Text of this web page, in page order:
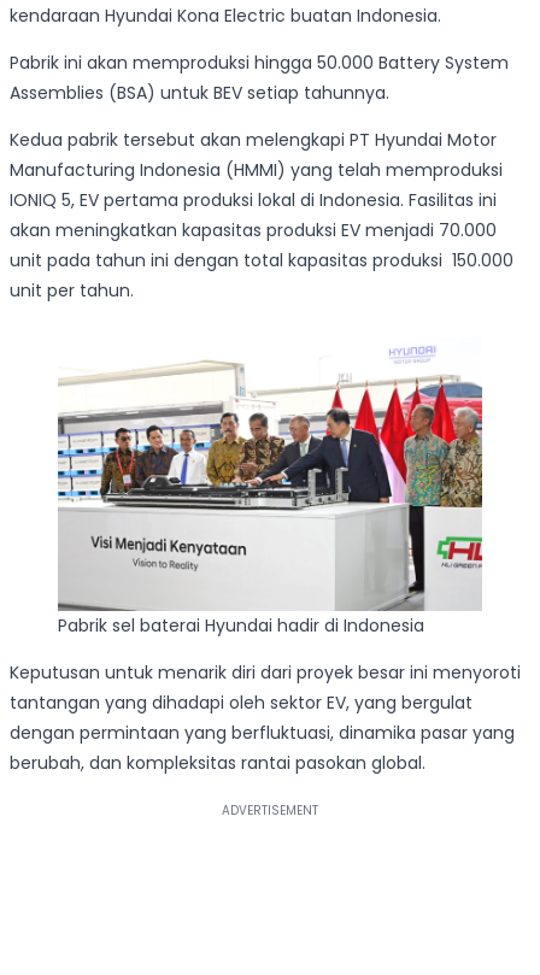
kendaraan Hyundai Kona Electric buatan Indonesia.
Pabrik ini akan memproduksi hingga 50.000 Battery System
Assemblies (BSA) untuk BEV setiap tahunnya.
Kedua pabrik tersebut akan melengkapi PT Hyundai Motor
Manufacturing Indonesia (HMMI) yang telah memproduksi
IONIQ 5, EV pertama produksi lokal di Indonesia. Fasilitas ini
akan meningkatkan kapasitas produksi EV menjadi 70.000
unit pada tahun ini dengan total kapasitas produksi 150.000
unit per tahun.
Pabrik sel baterai Hyundai hadir di Indonesia
Keputusan untuk menarik diri dari proyek besar ini menyoroti
tantangan yang dihadapi oleh sektor EV, yang bergulat
dengan permintaan yang berfluktuasi, dinamika pasar yang
berubah, dan kompleksitas rantai pasokan global.